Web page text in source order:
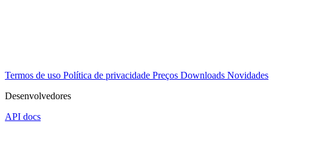
Termos de uso Política de privacidade Preços Downloads Novidades
Desenvolvedores
API docs